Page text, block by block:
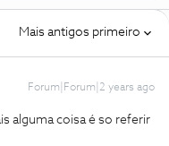
Mais antigos primeiro
Forum|Forum|2 years ago
alguma coisa é so referir